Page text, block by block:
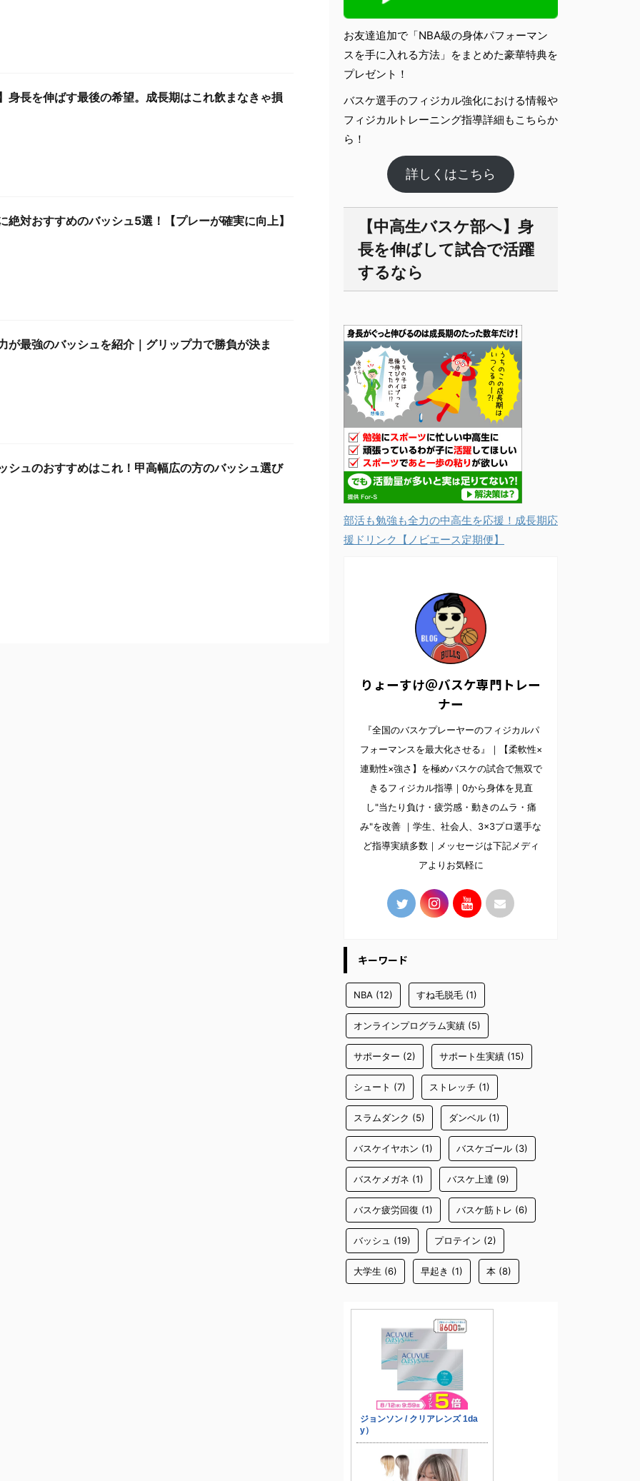
身長を伸ばす最後の希望。成長期はこれ飲まなきゃ損
絶対おすすめのバッシュ5選！【プレーが確実に向上】
が最強のバッシュを紹介｜グリップ力で勝負が決ま
シュのおすすめはこれ！甲高幅広の方のバッシュ選び
お友達追加で「NBA級の身体パフォーマン
スを手に入れる方法」をまとめた豪華特典を
プレゼント！
バスケ選手のフィジカル強化における情報や
フィジカルトレーニング指導詳細もこちらか
ら！
詳しくはこちら
【中高生バスケ部へ】身
長を伸ばして試合で活躍
するなら
部活も勉強も全力の中高生を応援！成長期応
援ドリンク【ノビエース定期便】
りょーすけ＠バスケ専門トレー
ナー
『全国のバスケプレーヤーのフィジカルパ
フォーマンスを最大化させる』｜【柔軟性×
連動性×強さ】を極めバスケの試合で無双で
きるフィジカル指導｜0から身体を見直
し"当たり負け・疲労感・動きのムラ・痛
み"を改善 ｜学生、社会人、3×3プロ選手な
ど指導実績多数｜メッセージは下記メディ
アよりお気軽に
キーワード
NBA (12) すね毛脱毛 (1)
オンラインプログラム実績 (5)
サポーター (2) サポート生実績 (15)
シュート (7) ストレッチ (1)
スラムダンク (5) ダンベル (1)
バスケイヤホン (1) バスケゴール (3)
バスケメガネ (1) バスケ上達 (9)
バスケ疲労回復 (1) バスケ筋トレ (6)
バッシュ (19) プロテイン (2)
大学生 (6) 早起き (1) 本 (8)